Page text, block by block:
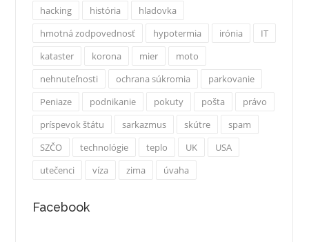
hacking
história
hladovka
hmotná zodpovednosť
hypotermia irónia
IT
kataster
korona mier
moto
nehnuteľnosti
ochrana súkromia
parkovanie
Peniaze
podnikanie pokuty pošta
právo
príspevok štátu
sarkazmus skútre
spam
SZČO
technológie teplo UK
USA
utečenci
víza zima úvaha
Facebook